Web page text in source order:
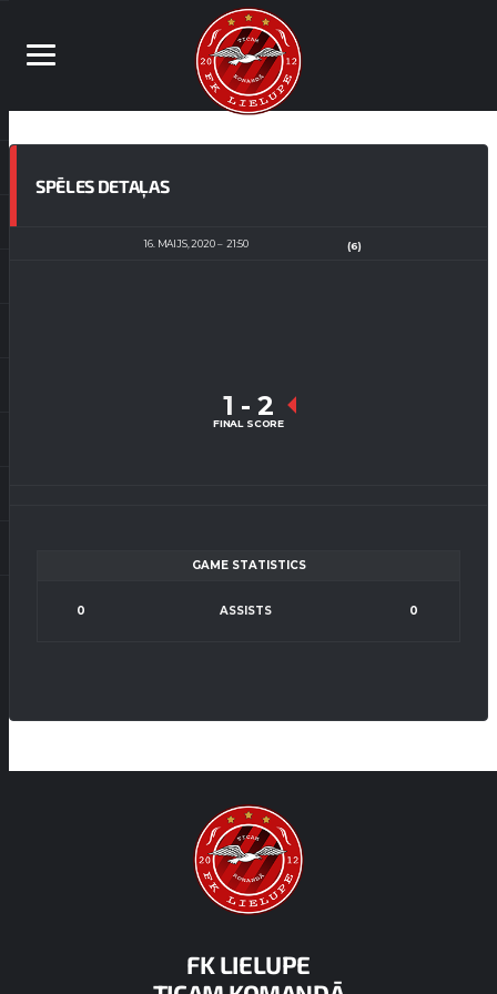
SPĒLES DETAĻAS
16. MAIJS, 2020 21:50 (6)
1 - 2
FINAL SCORE
GAME STATISTICS
0 ASSISTS 0
FK LIELUPE